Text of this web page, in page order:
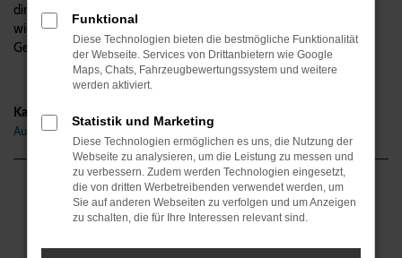
direkt nach Dortmund versteht sich natürlich von selbst, ebenso
wie die Finanzierung und die Inzahlungnahme Ihres aktuellen
Gebrauchten. Alles aus einer Hand.
Kategorie
Audi A1 Gebrauchtwagen Dortmund
Fehler: Network Error
Funktional
Diese Technologien bieten die bestmögliche Funktionalität
der Webseite. Services von Drittanbietern wie Google
Maps, Chats, Fahrzeugbewertungssystem und weitere
werden aktiviert.
Statistik und Marketing
Diese Technologien ermöglichen es uns, die Nutzung der
Webseite zu analysieren, um die Leistung zu messen und
zu verbessern. Zudem werden Technologien eingesetzt,
die von dritten Werbetreibenden verwendet werden, um
Sie auf anderen Webseiten zu verfolgen und um Anzeigen
zu schalten, die für Ihre Interessen relevant sind.